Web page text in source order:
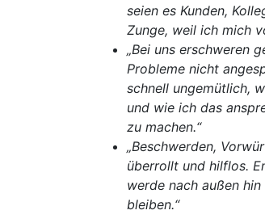
seien es Kunden,
Zunge, weil ich mich
„Bei uns erschweren
Probleme nicht
schnell ungemütlich,
und wie ich das
zu machen.“
„Beschwerden,
überrollt und hilflos.
werde nach außen
bleiben.“